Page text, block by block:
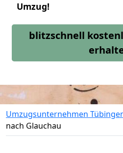
Umzug!
blitzschnell
Umzugsunternehmen
nach Glauchau